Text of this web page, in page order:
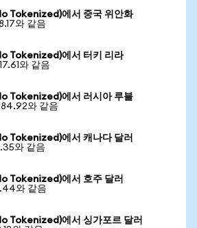
Tokenized)에서 중국 위안화
와 같음
Tokenized)에서 터키 리라
와 같음
Tokenized)에서 러시아 루블
와 같음
Tokenized)에서 캐나다 달러
와 같음
Tokenized)에서 호주 달러
와 같음
Tokenized)에서 싱가포르 달러